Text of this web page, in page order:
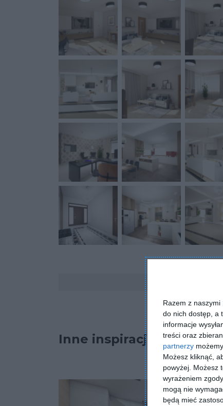
Razem z
do nich dostęp, a
informacje
treści oraz
partnerzy
Możesz kliknąć,
powyżej. Możesz
wyrażeniem
mogą nie
będą mieć
Inne inspiracje